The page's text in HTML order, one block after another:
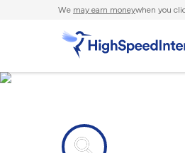
We may earn moneywhen you